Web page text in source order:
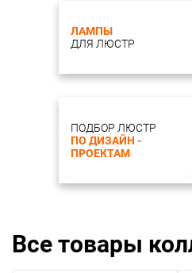
ЛАМПЫ
ДЛЯ ЛЮСТР
ПОДБОР ЛЮСТР
ПО ДИЗАЙН -
ПРОЕКТАМ
Все товары